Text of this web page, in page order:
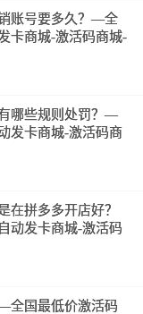
账号要多久？—全
卡商城-激活码商城-
哪些规则处罚？—
发卡商城-激活码商
在拼多多开店好？
动发卡商城-激活码
全国最低价激活码